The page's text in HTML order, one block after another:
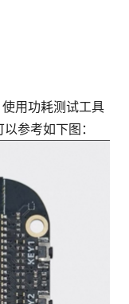
用功耗测试工具
参考如下图：